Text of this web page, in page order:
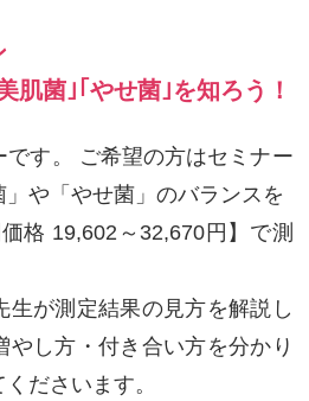
肌菌｣｢やせ菌｣を知ろう！
す。 ご希望の方はセミナー
や「やせ菌」のバランスを
格 19,602～32,670円】で測
生が測定結果の見方を解説し
やし方・付き合い方を分かり
ださいます。